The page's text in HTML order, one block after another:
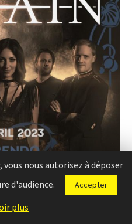
nous autorisez à déposer
d'audience.
Accepter
plus